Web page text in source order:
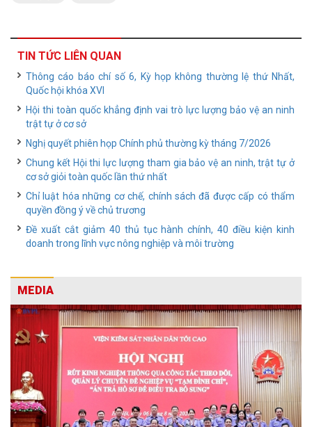
TIN TỨC LIÊN QUAN
Thông cáo báo chí số 6, Kỳ họp không thường lệ thứ Nhất,
Quốc hội khóa XVI
Hội thi toàn quốc khẳng định vai trò lực lượng bảo vệ an ninh
trật tự ở cơ sở
Nghị quyết phiên họp Chính phủ thường kỳ tháng 7/2026
Chung kết Hội thi lực lượng tham gia bảo vệ an ninh, trật tự ở
cơ sở giỏi toàn quốc lần thứ nhất
Chỉ luật hóa những cơ chế, chính sách đã được cấp có thẩm
quyền đồng ý về chủ trương
Đề xuất cắt giảm 40 thủ tục hành chính, 40 điều kiện kinh
doanh trong lĩnh vực nông nghiệp và môi trường
MEDIA